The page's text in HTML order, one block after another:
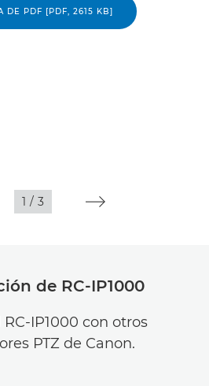
DE PDF [PDF, 2615 KB]
1 / 3
de RC-IP1000
IP1000 con otros
PTZ de Canon.